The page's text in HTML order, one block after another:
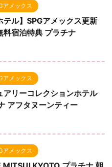
アメックス
テル】SPGアメックス更新
料宿泊特典 プラチナ
アメックス
アリーコレクションホテル
アフタヌーンティー
アメックス